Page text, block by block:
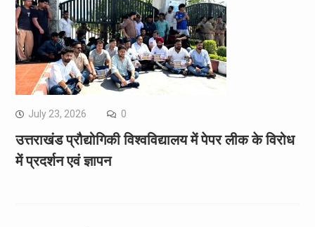
July 23, 2026 0
उत्तराखंड प्रौद्योगिकी विश्वविद्यालय में पेपर लीक के विरोध
में प्रदर्शन एवं ज्ञापन